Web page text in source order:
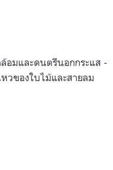
อมและดนตรีนอกกระแส -
วของใบไม้และสายลม